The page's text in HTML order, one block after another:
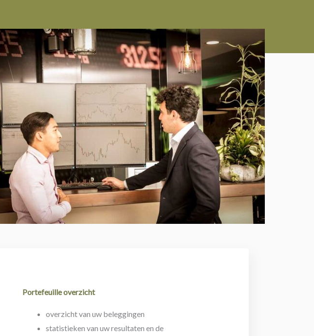
Portefeuille overzicht
overzicht van uw beleggingen
statistieken van uw resultaten en de